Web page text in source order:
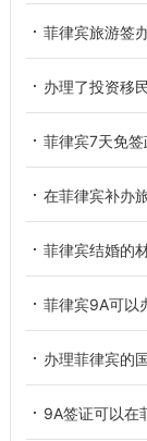
菲律宾旅游签
办理了投资移
菲律宾7天免
在菲律宾补办旅
菲律宾结婚的
菲律宾9A可以
办理菲律宾的
9A签证可以在